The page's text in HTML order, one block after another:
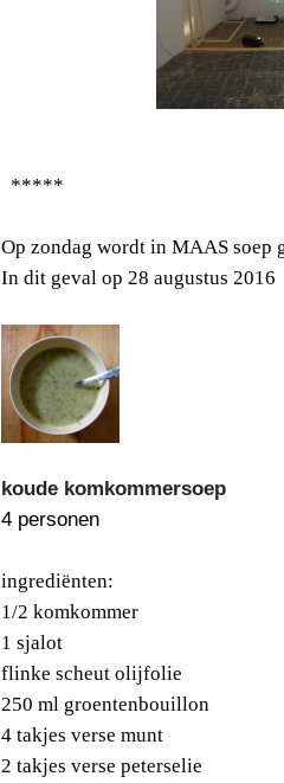
*****
Op zondag wordt in MAAS soep
In dit geval op 28 augustus 2016
koude komkommersoep
4 personen
ingrediënten:
1/2 komkommer
1 sjalot
flinke scheut olijfolie
250 ml groentenbouillon
4 takjes verse munt
2 takjes verse peterselie